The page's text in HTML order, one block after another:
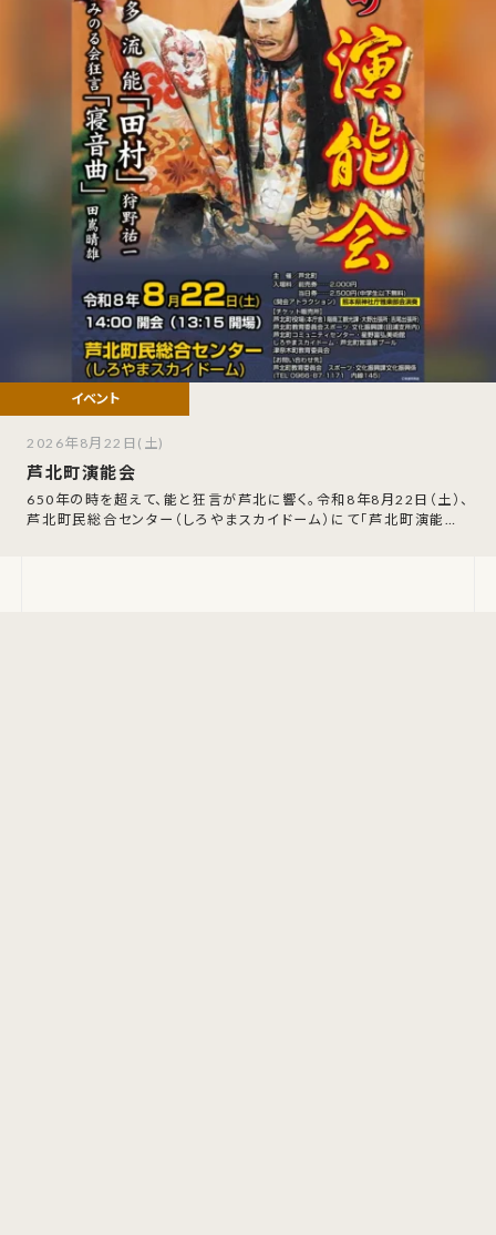
芦北町演能会
650年の時を超えて、能と狂言が芦北に響く。令和8年8月22日（土）、
芦北町民総合センター（しろやまスカイドーム）にて「芦北町演能会」
2026年8月22日(土)